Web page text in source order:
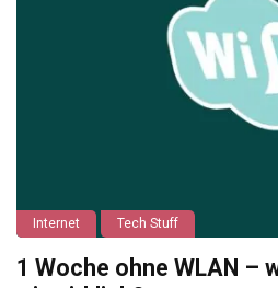
Internet Tech Stuff
1 Woche ohne WLAN –